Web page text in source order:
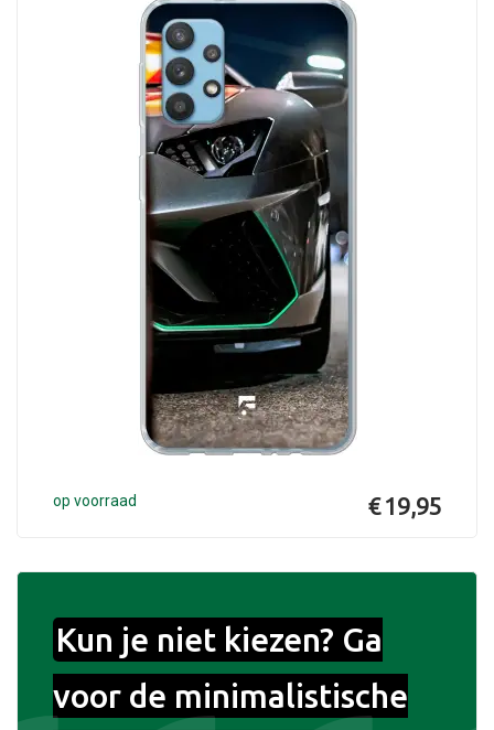
op voorraad € 19,95
Kun je niet kiezen? Ga
voor de minimalistische